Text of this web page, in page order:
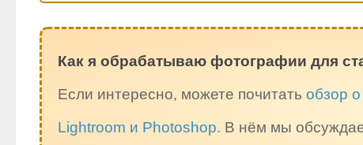
Как я обрабатываю фотографии для
Если интересно, можете почитать обзор
Lightroom и Photoshop. В нём мы